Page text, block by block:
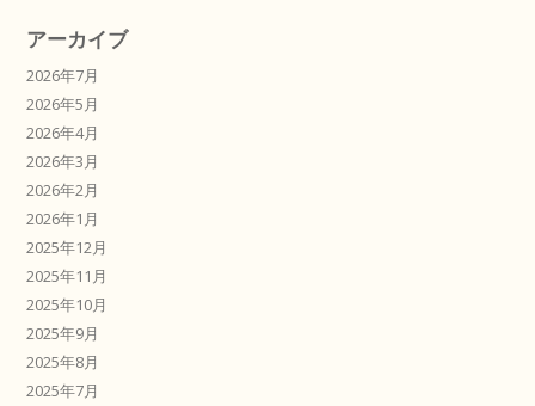
アーカイブ
2026年7月
2026年5月
2026年4月
2026年3月
2026年2月
2026年1月
2025年12月
2025年11月
2025年10月
2025年9月
2025年8月
2025年7月